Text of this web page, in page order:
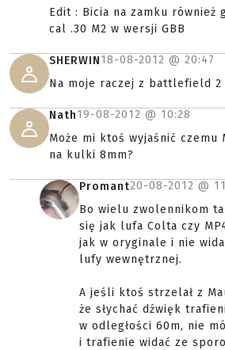
Edit : Bicia na zamku również
cal .30 M2 w wersji GBB
SHERWIN18-08-2012 @ 20:47
Na moje raczej z battlefield 2
Nath19-08-2012 @ 10:28
Może mi ktoś wyjaśnić
na kulki 8mm?
Promant20-08-2012 @
Bo wielu zwolennikom
się jak lufa Colta czy
jak w oryginale i nie
lufy wewnętrznej.
A jeśli ktoś strzelał z
że słychać dźwięk
w odległości 60m, nie
i trafienie widać ze